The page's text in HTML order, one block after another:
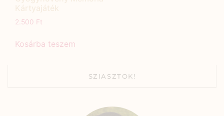
2.500 Ft
Kosárba teszem
SZIASZTOK!